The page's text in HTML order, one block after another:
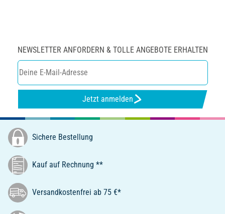
NEWSLETTER ANFORDERN & TOLLE ANGEBOTE ERHALTEN
Jetzt anmelden
Sichere Bestellung
Kauf auf Rechnung **
Versandkostenfrei ab 75 €*